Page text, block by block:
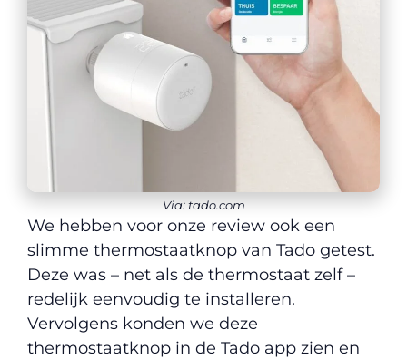
Via: tado.com
We hebben voor onze review ook een
slimme thermostaatknop van Tado getest.
Deze was – net als de thermostaat zelf –
redelijk eenvoudig te installeren.
Vervolgens konden we deze
thermostaatknop in de Tado app zien en